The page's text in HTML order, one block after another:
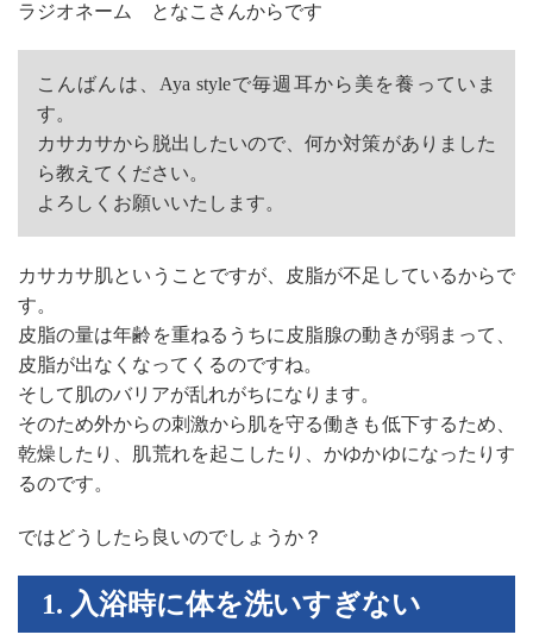
ラジオネーム となこさんからです
こんばんは、Aya styleで毎週耳から美を養っていま
す。
カサカサから脱出したいので、何か対策がありました
ら教えてください。
よろしくお願いいたします。
カサカサ肌ということですが、皮脂が不足しているからで
す。
皮脂の量は年齢を重ねるうちに皮脂腺の動きが弱まって、
皮脂が出なくなってくるのですね。
そして肌のバリアが乱れがちになります。
そのため外からの刺激から肌を守る働きも低下するため、
乾燥したり、肌荒れを起こしたり、かゆかゆになったりす
るのです。
ではどうしたら良いのでしょうか？
1. 入浴時に体を洗いすぎない